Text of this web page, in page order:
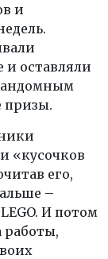
и
оставляли
призы.
«кусочков
его,
–
И потом
работы,